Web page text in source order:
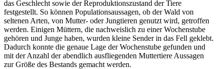
das Geschlecht sowie der Reproduktionszustand der Tiere
festgestellt. So können Populationsaussagen, ob der Wald von
seltenen Arten, von Mutter- oder Jungtieren genutzt wird, getroffen
werden. Einigen Müttern, die nachweislich zu einer Wochenstube
gehören und Junge haben, wurden kleine Sender in das Fell geklebt.
Dadurch konnte die genaue Lage der Wochenstube gefunden und
mit der Anzahl der abendlich ausfliegenden Muttertiere Aussagen
zur Größe des Bestands gemacht werden.